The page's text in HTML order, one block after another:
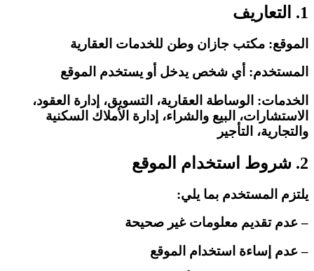
1. التعاريف
الموقع: مكتب جازان وطن للخدمات العقارية
المستخدم: أي شخص يدخل أو يستخدم الموقع
الخدمات: الوساطة العقارية، التسويق، إدارة العقود،
الاستشارات، البيع والشراء، إدارة الأملاك السكنية
والتجارية، التأجير
2. شروط استخدام الموقع
يلتزم المستخدم بما يلي:
– عدم تقديم معلومات غير صحيحة
– عدم إساءة استخدام الموقع